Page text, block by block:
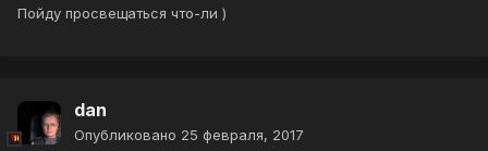
Пойду просвещаться что-ли )
dan
Опубликовано 25 февраля, 2017